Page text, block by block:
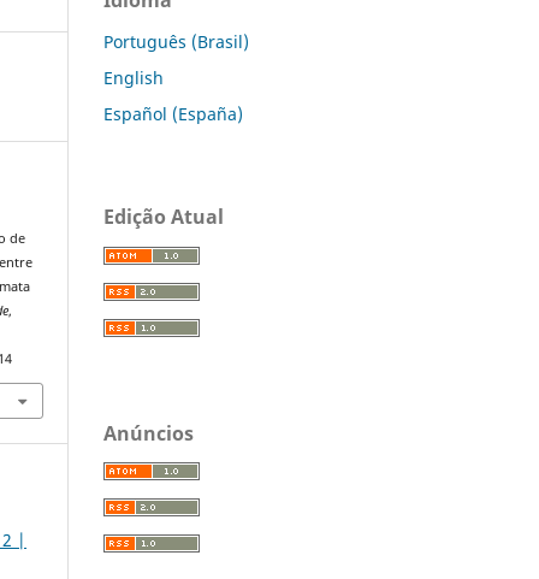
de
,
|
Português (Brasil)
English
Español (España)
Edição Atual
Anúncios